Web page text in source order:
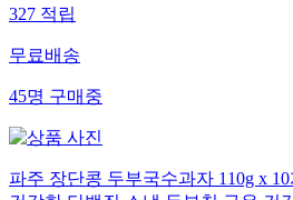
327적립
무료배송
45명구매중
파주 장단콩 두부국수과자 110g x